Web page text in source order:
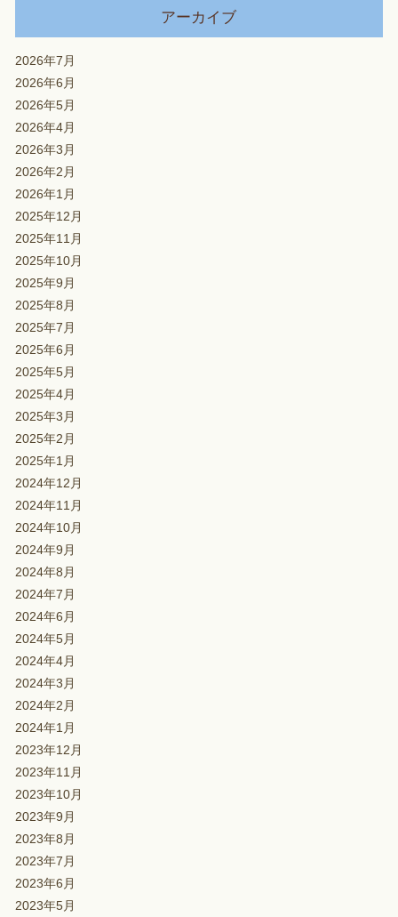
アーカイブ
2026年7月
2026年6月
2026年5月
2026年4月
2026年3月
2026年2月
2026年1月
2025年12月
2025年11月
2025年10月
2025年9月
2025年8月
2025年7月
2025年6月
2025年5月
2025年4月
2025年3月
2025年2月
2025年1月
2024年12月
2024年11月
2024年10月
2024年9月
2024年8月
2024年7月
2024年6月
2024年5月
2024年4月
2024年3月
2024年2月
2024年1月
2023年12月
2023年11月
2023年10月
2023年9月
2023年8月
2023年7月
2023年6月
2023年5月